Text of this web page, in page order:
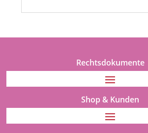
Rechtsdokumente
Shop & Kunden